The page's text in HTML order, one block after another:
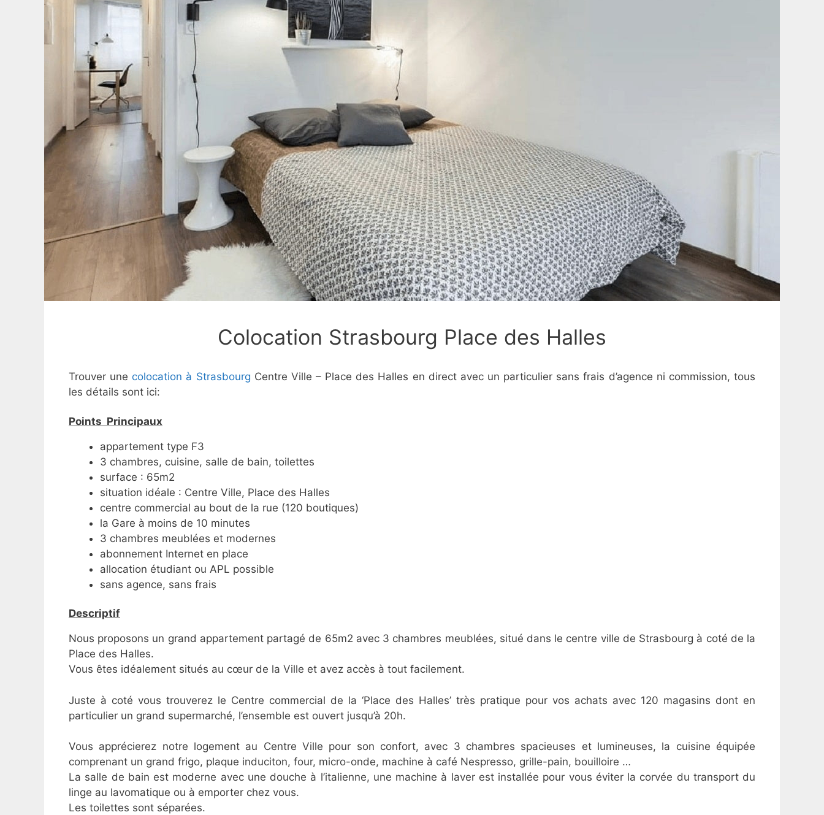
Colocation Strasbourg Place des Halles
Trouver une colocation à Strasbourg Centre Ville – Place des Halles en direct avec un particulier sans frais d’agence ni commission, tous
les détails sont ici:
Points Principaux
appartement type F3
3 chambres, cuisine, salle de bain, toilettes
surface : 65m2
situation idéale : Centre Ville, Place des Halles
centre commercial au bout de la rue (120 boutiques)
la Gare à moins de 10 minutes
3 chambres meublées et modernes
abonnement Internet en place
allocation étudiant ou APL possible
sans agence, sans frais
Descriptif
Nous proposons un grand appartement partagé de 65m2 avec 3 chambres meublées, situé dans le centre ville de Strasbourg à coté de la
Place des Halles.
Vous êtes idéalement situés au cœur de la Ville et avez accès à tout facilement.
Juste à coté vous trouverez le Centre commercial de la ‘Place des Halles’ très pratique pour vos achats avec 120 magasins dont en
particulier un grand supermarché, l’ensemble est ouvert jusqu’à 20h.
Vous apprécierez notre logement au Centre Ville pour son confort, avec 3 chambres spacieuses et lumineuses, la cuisine équipée
comprenant un grand frigo, plaque induciton, four, micro-onde, machine à café Nespresso, grille-pain, bouilloire …
La salle de bain est moderne avec une douche à l’italienne, une machine à laver est installée pour vous éviter la corvée du transport du
linge au lavomatique ou à emporter chez vous.
Les toilettes sont séparées.